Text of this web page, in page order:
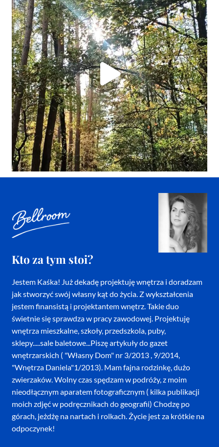
Kto za tym stoi?
Jestem Kaśka! Już dekadę projektuję wnętrza i doradzam
jak stworzyć swój własny kąt do życia. Z wykształcenia
jestem finansistą i projektantem wnętrz. Takie duo
świetnie się sprawdza w pracy zawodowej. Projektuję
wnętrza mieszkalne, szkoły, przedszkola, puby,
sklepy.....sale baletowe...Piszę artykuły do gazet
wnętrzarskich ( "Własny Dom" nr 3/2013 , 9/2014,
"Wnętrza Daniela"1/2013). Mam fajna rodzinkę, dużo
zwierzaków. Wolny czas spędzam w podróży, z moim
nieodłącznym aparatem fotograficznym ( kilka publikacji
moich zdjęć w podręcznikach do geografii) Chodzę po
górach, jeżdżę na nartach i rolkach. Życie jest za krótkie na
odpoczynek!